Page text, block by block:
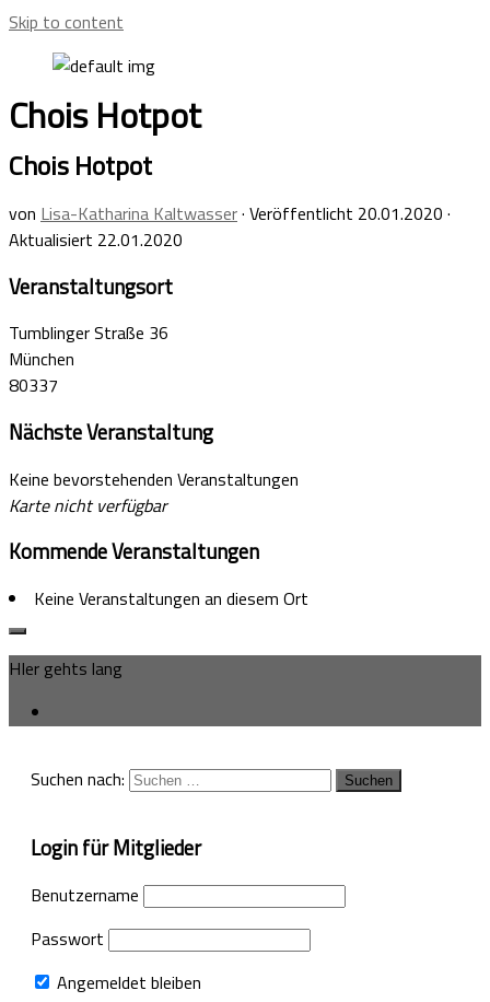
Skip to content
Chois Hotpot
Chois Hotpot
von Lisa-Katharina Kaltwasser· Veröffentlicht 20.01.2020 ·
Aktualisiert 22.01.2020
Veranstaltungsort
Tumblinger Straße 36
München
80337
Nächste Veranstaltung
Keine bevorstehenden Veranstaltungen
Karte nicht verfügbar
Kommende Veranstaltungen
Keine Veranstaltungen an diesem Ort
HIer gehts lang
Suchen nach:
Login für Mitglieder
Benutzername
Passwort
Angemeldet bleiben